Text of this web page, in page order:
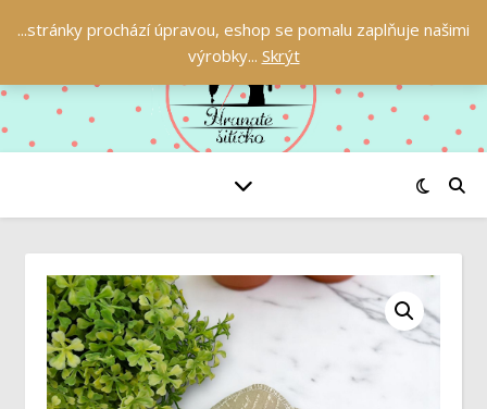
...stránky prochází úpravou, eshop se pomalu zaplňuje našimi
výrobky... Skrýt